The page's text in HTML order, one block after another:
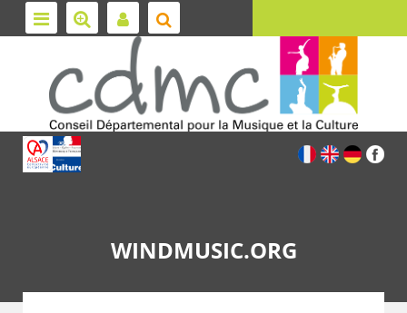
WINDMUSIC.ORG